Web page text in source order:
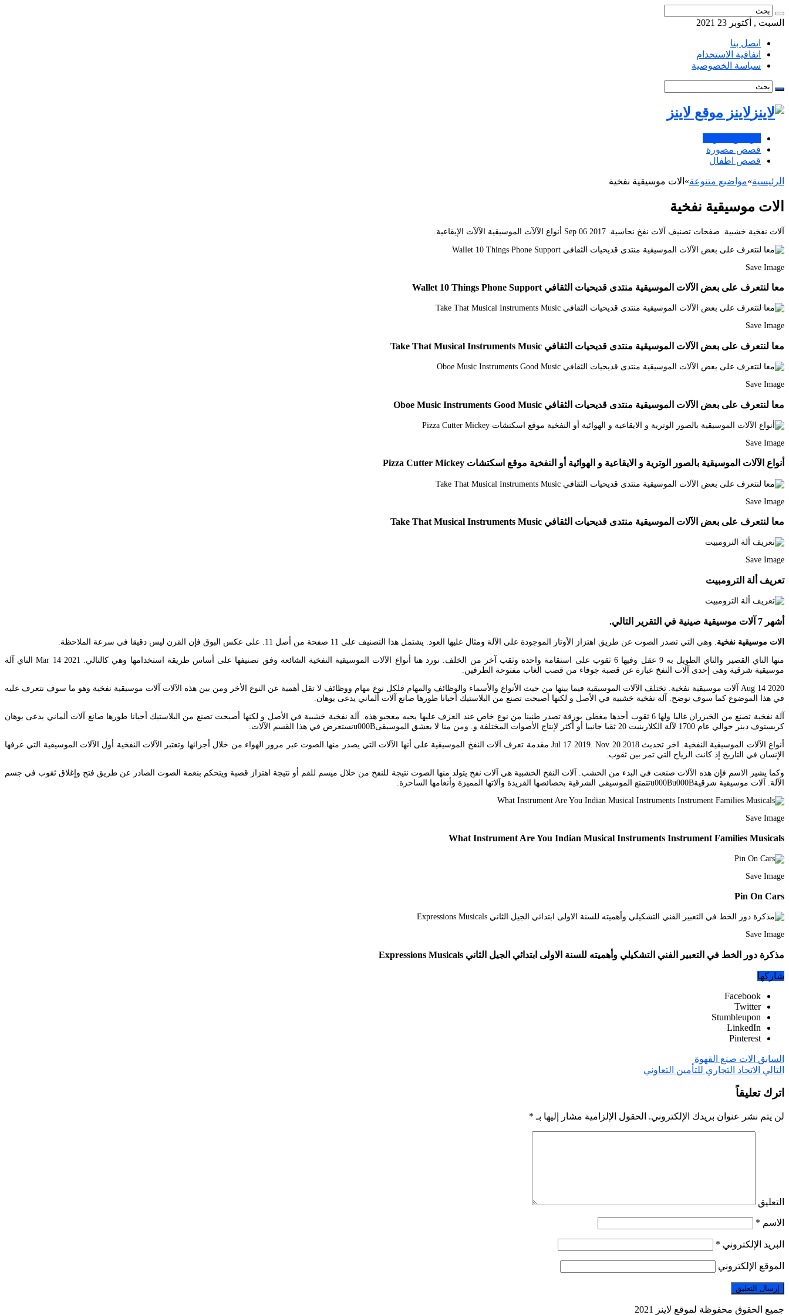
السبت , أكتوبر 23 2021
اتصل بنا
اتفاقية الاستخدام
سياسة الخصوصية
لاينز موقع لاينز
قصص مصورة
قصص اطفال
الرئيسية»مواضيع متنوعة» الات موسيقية نفخية
الات موسيقية نفخية
آلات نفخية خشبية. صفحات تصنيف آلات نفخ نحاسية. Sep 06 2017 أنواع الآلآت الموسيقية الآلآت الإيقاعية.
Save Image
معا لنتعرف على بعض الآلات الموسيقية منتدى قديحيات الثقافي Wallet 10 Things Phone Support
Save Image
معا لنتعرف على بعض الآلات الموسيقية منتدى قديحيات الثقافي Take That Musical Instruments Music
Save Image
معا لنتعرف على بعض الآلات الموسيقية منتدى قديحيات الثقافي Oboe Music Instruments Good Music
Save Image
أنواع الآلات الموسيقية بالصور الوترية و الايقاعية و الهوائية أو النفخية موقع اسكتشات Pizza Cutter Mickey
Save Image
معا لنتعرف على بعض الآلات الموسيقية منتدى قديحيات الثقافي Take That Musical Instruments Music
Save Image
تعريف ألة الترومبيت
أشهر 7 آلات موسيقية صينية في التقرير التالي.
الات موسيقية نفخية . وهي التي تصدر الصوت عن طريق اهتزاز الأوتار الموجودة على الآلة ومثال عليها العود. يشتمل هذا التصنيف على 11 صفحة من أصل 11. على عكس البوق فإن القرن ليس دقيقا في سرعة الملاحظة.
منها الناي القصير والناي الطويل به 9 عقل وفيها 6 ثقوب على استقامة واحدة وثقب آخر من الخلف. نورد هنا أنواع الآلات الموسيقية النفخية الشائعة وفق تصنيفها على أساس طريقة استخدامها وهي كالتالي. Mar 14 2021 الناي آلة
موسيقية شرقية وهى إحدى آلات النفخ عبارة عن قصبة جوفاء من قصب الغاب مفتوحة الطرفين.
Aug 14 2020 آلات موسيقية نفخية. تختلف الآلات الموسيقية فيما بينها من حيث الأنواع والأسماء والوظائف والمهام فلكل نوع مهام ووظائف لا تقل أهمية عن النوع الأخر ومن بين هذه الآلات آلات موسيقية نفخية وهو ما سوف نتعرف عليه
في هذا الموضوع كما سوف نوضح. آلة نفخية خشبية في الأصل و لكنها أصبحت تصنع من البلاستيك أحيانا طورها صانع آلات ألماني يدعى يوهان.
آلة نفخية تصنع من الخيزران غالبا ولها 6 ثقوب أحدها مغطى بورقة تصدر طنينا من نوع خاص عند العزف عليها يحبه معجبو هذه. آلة نفخية خشبية في الأصل و لكنها أصبحت تصنع من البلاستيك أحيانا طورها صانع آلات ألماني يدعى يوهان
كريستوف دينر حوالي عام 1700 لآلة الكلارينيت 20 ثقبا جانيبا أو أكثر لإنتاج الأصوات المختلفة و. ومن منا لا يعشق الموسيقىu000Bنستعرض في هذا القسم الآلات.
أنواع الآلات الموسيقية النفخية. اخر تحديث Jul 17 2019. Nov 20 2018 مقدمة تعرف آلات النفخ الموسيقية على أنها الآلات التي يصدر منها الصوت عبر مرور الهواء من خلال أجزائها وتعتبر الآلات النفخية أول الآلات الموسيقية التي عرفها
الإنسان في التاريخ إذ كانت الرياح التي تمر بين ثقوب.
وكما يشير الاسم فإن هذه الآلات صنعت في البدء من الخشب. آلات النفخ الخشبية هي آلات نفخ يتولد منها الصوت نتيجة للنفخ من خلال ميسم للفم أو نتيجة اهتزاز قصبة ويتحكم بنغمة الصوت الصادر عن طريق فتح وإغلاق ثقوب في جسم
الآلة. آلات موسيقية شرقيةu000Bu000Bتتمتع الموسيقى الشرقية بخصائصها الفريدة وآلاتها المميزة وأنغامها الساحرة.
Save Image
What Instrument Are You Indian Musical Instruments Instrument Families Musicals
Save Image
Pin On Cars
Save Image
مذكرة دور الخط في التعبير الفني التشكيلي وأهميته للسنة الاولى ابتدائي الجيل الثاني Expressions Musicals
شاركها
Facebook
Twitter
Stumbleupon
LinkedIn
Pinterest
السابق الات صنع القهوة
التالي الاتحاد التجاري للتأمين التعاوني
اترك تعليقاً
لن يتم نشر عنوان بريدك الإلكتروني. الحقول الإلزامية مشار إليها بـ *
التعليق
الاسم *
البريد الإلكتروني *
الموقع الإلكتروني
جميع الحقوق محفوظة لموقع لاينز 2021